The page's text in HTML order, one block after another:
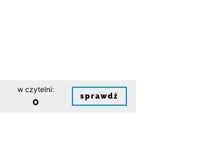
w czytelni:
0 sprawdź